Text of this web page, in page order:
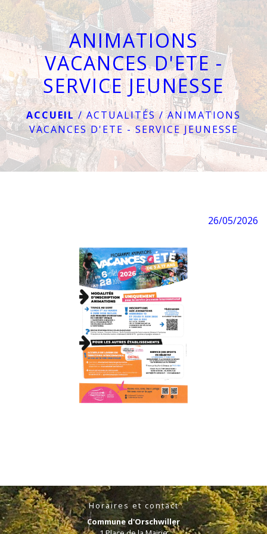
menu
ANIMATIONS
VACANCES D'ETE -
SERVICE JEUNESSE
ACCUEIL/ACTUALITÉS/ANIMATIONS
VACANCES D'ETE - SERVICE JEUNESSE
26/05/2026
Horaires et contact
Commune d'Orschwiller